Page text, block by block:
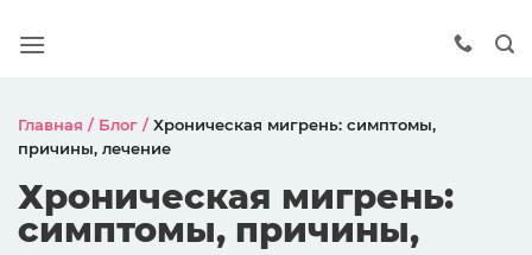
Главная / Блог /Хроническая мигрень: симптомы,
причины, лечение
Хроническая мигрень:
симптомы, причины,